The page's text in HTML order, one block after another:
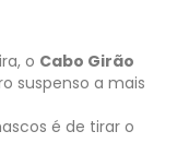
o Cabo Girão
suspenso a mais
é de tirar o